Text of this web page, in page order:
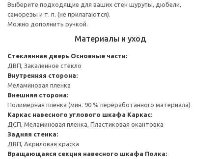
Выберите подходящие для ваших стен шурупы, дюбели,
саморезы и т. п. (не прилагаются).
Можно дополнить ручкой.
Материалы и уход
Стеклянная дверь Основные части:
ДВП, Закаленное стекло
Внутренняя сторона:
Меламиновая пленка
Внешняя сторона:
Полимерная пленка (мин. 90 % переработанного материала)
Каркас навесного углового шкафа Каркас:
ДСП, Меламиновая пленка, Пластиковая окантовка
Задняя стенка:
ДВП, Акриловая краска
Вращающаяся секция навесного шкафа Полка: